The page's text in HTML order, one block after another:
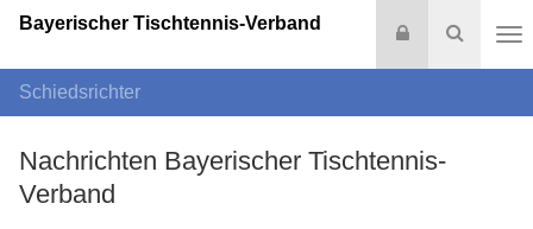
Suche
Login
Bayerischer Tischtennis-Verband
Schiedsrichter
Nachrichten Bayerischer Tischtennis-
Verband